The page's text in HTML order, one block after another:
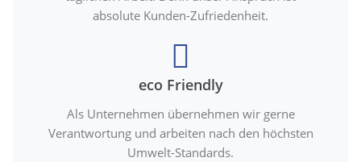
absolute Kunden-Zufriedenheit.
eco Friendly
Als Unternehmen übernehmen wir gerne
Verantwortung und arbeiten nach den höchsten
Umwelt-Standards.